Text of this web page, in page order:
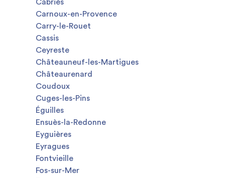
Cabriès
Carnoux-en-Provence
Carry-le-Rouet
Cassis
Ceyreste
Châteauneuf-les-Martigues
Châteaurenard
Coudoux
Cuges-les-Pins
Éguilles
Ensuès-la-Redonne
Eyguières
Eyragues
Fontvieille
Fos-sur-Mer